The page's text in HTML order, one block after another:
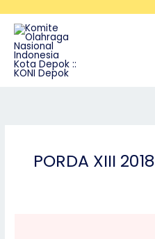
content
PORDA XIII 2018